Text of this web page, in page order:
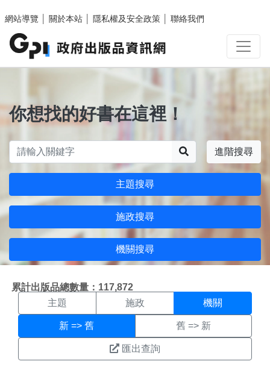
網站導覽
關於本站 隱私權及安全政策 聯絡我們
你想找的好書在這裡！
進階搜尋
主題搜尋
施政搜尋
機關搜尋
累計出版品總數量：117,872
機關搜尋結果頁面
主題 施政 機關
新 => 舊 舊 => 新
匯出查詢